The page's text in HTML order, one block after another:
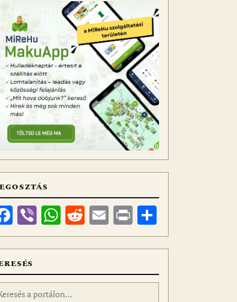
Facebook
ViberWhatsApp
Reddit
Email
Print
meg